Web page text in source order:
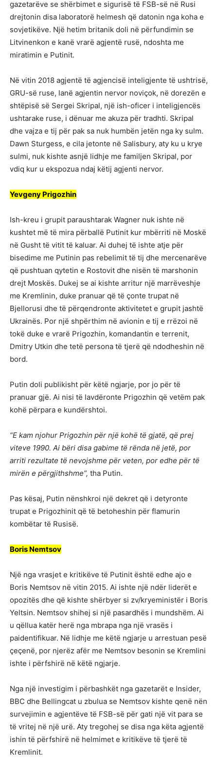
gazetarëve se shërbimet e sigurisë të FSB-së në Rusi
drejtonin disa laboratorë helmesh që datonin nga koha e
sovjetikëve. Një hetim britanik doli në përfundimin se
Litvinenkon e kanë vrarë agjentë rusë, ndoshta me
miratimin e Putinit.
Në vitin 2018 agjentë të agjencisë inteligjente të ushtrisë,
GRU-së ruse, lanë agjentin nervor noviçok, në dorezën e
shtëpisë së Sergei Skripal, një ish-oficer i inteligjencës
ushtarake ruse, i dënuar me akuza për tradhti. Skripal
dhe vajza e tij për pak sa nuk humbën jetën nga ky sulm.
Dawn Sturgess, e cila jetonte në Salisbury, aty ku u krye
sulmi, nuk kishte asnjë lidhje me familjen Skripal, por
vdiq kur u ekspozua ndaj këtij agjenti nervor.
Yevgeny Prigozhin
Ish-kreu i grupit paraushtarak Wagner nuk ishte në
kushtet më të mira përballë Putinit kur mbërriti në Moskë
në Gusht të vitit të kaluar. Ai duhej të ishte atje për
bisedime me Putinin pas rebelimit të tij dhe mercenarëve
që pushtuan qytetin e Rostovit dhe nisën të marshonin
drejt Moskës. Dukej se ai kishte arritur një marrëveshje
me Kremlinin, duke pranuar që të çonte trupat në
Bjellorusi dhe të përqendronte aktivitetet e grupit jashtë
Ukrainës. Por një shpërthim në avionin e tij e rrëzoi në
tokë duke e vrarë Prigozhin, komandantin e terrenit,
Dmitry Utkin dhe tetë persona të tjerë që ndodheshin në
bord.
Putin doli publikisht për këtë ngjarje, por jo për të
pranuar gjë. Ai nisi të lavdëronte Prigozhin që vetëm pak
kohë përpara e kundërshtoi.
“E kam njohur Prigozhin për një kohë të gjatë, që prej
viteve 1990. Ai bëri disa gabime të rënda në jetë, por
arriti rezultate të nevojshme për veten, por edhe për të
mirën e përgjithshme”, tha Putin.
Pas kësaj, Putin nënshkroi një dekret që i detyronte
trupat e Prigozhinit që të betoheshin për flamurin
kombëtar të Rusisë.
Boris Nemtsov
Një nga vrasjet e kritikëve të Putinit është edhe ajo e
Boris Nemtsov në vitin 2015. Ai ishte një ndër liderët e
opozitës dhe që kishte shërbyer si zv/kryeministër i Boris
Yeltsin. Nemtsov shihej si një pasardhës i mundshëm. Ai
u qëllua katër herë nga mbrapa nga një vrasës i
paidentifikuar. Në lidhje me këtë ngjarje u arrestuan pesë
çeçenë, por njerëz afër me Nemtsov besonin se Kremlini
ishte i përfshirë në këtë ngjarje.
Nga një investigim i përbashkët nga gazetarët e Insider,
BBC dhe Bellingcat u zbulua se Nemtsov kishte qenë nën
survejimin e agjentëve të FSB-së për gati një vit para se
të vritej në një urë. Aty tregohej se disa nga këta agjentë
ishin të përfshirë në helmimet e kritikëve të tjerë të
Kremlinit.